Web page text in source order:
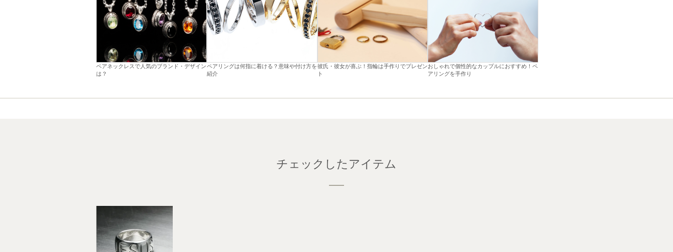
ペアネックレスで人気のブランド・デザイン
は？
ペアリングは何指に着ける？意味や付け方を
紹介
彼氏・彼女が喜ぶ！指輪は手作りでプレゼン
ト
おしゃれで個性的なカップルにおすすめ！ペ
アリングを手作り
チェックしたアイテム